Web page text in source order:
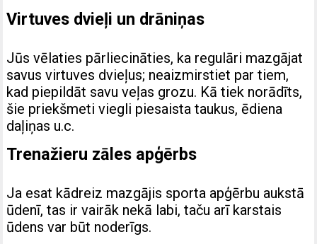
Virtuves dvieļi un drāniņas
Jūs vēlaties pārliecināties, ka regulāri mazgājat
savus virtuves dvieļus; neaizmirstiet par tiem,
kad piepildāt savu veļas grozu. Kā tiek norādīts,
šie priekšmeti viegli piesaista taukus, ēdiena
daļiņas u.c.
Trenažieru zāles apģērbs
Ja esat kādreiz mazgājis sporta apģērbu aukstā
ūdenī, tas ir vairāk nekā labi, taču arī karstais
ūdens var būt noderīgs.